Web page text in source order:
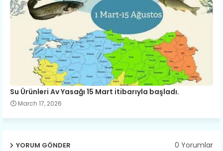
Su Ürünleri Av Yasağı 15 Mart itibarıyla başladı.
March 17, 2026
YORUM GÖNDER 0 Yorumlar